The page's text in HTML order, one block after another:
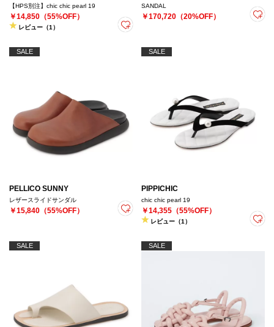
【HPS別注】chic chic pearl 19
￥14,850（55%OFF）
レビュー（1）
SANDAL
￥170,720（20%OFF）
SALE
PELLICO SUNNY
レザースライドサンダル
￥15,840（55%OFF）
SALE
PIPPICHIC
chic chic pearl 19
￥14,355（55%OFF）
レビュー（1）
SALE SALE